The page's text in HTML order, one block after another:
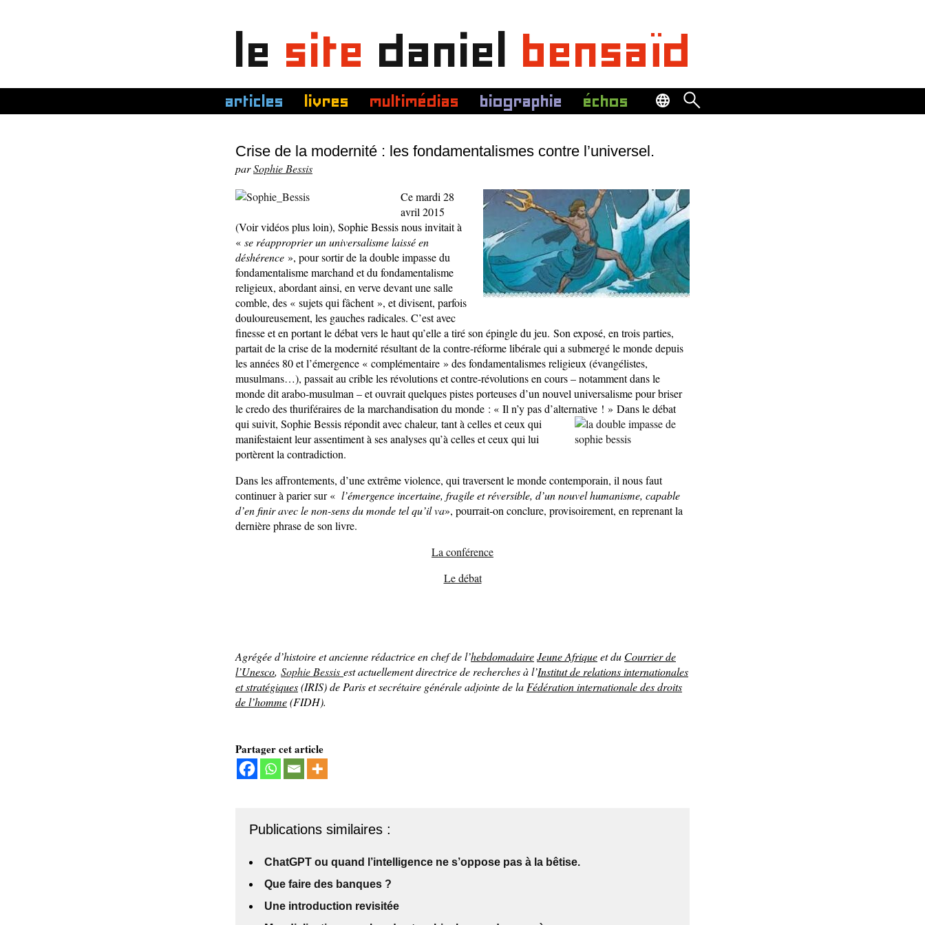
le site daniel bensaïd
articles livres multimédias biographie échos
Crise de la modernité : les fondamentalismes contre l’universel.
parSophie Bessis
Ce mardi 28
avril 2015
(Voir vidéos plus loin), Sophie Bessis nous invitait à
« se réapproprier un universalisme laissé en
déshérence », pour sortir de la double impasse du
fondamentalisme marchand et du fondamentalisme
religieux, abordant ainsi, en verve devant une salle
comble, des « sujets qui fâchent », et divisent, parfois
douloureusement, les gauches radicales. C’est avec
finesse et en portant le débat vers le haut qu’elle a tiré son épingle du jeu. Son exposé, en trois parties,
partait de la crise de la modernité résultant de la contre-réforme libérale qui a submergé le monde depuis
les années 80 et l’émergence « complémentaire » des fondamentalismes religieux (évangélistes,
musulmans…), passait au crible les révolutions et contre-révolutions en cours – notamment dans le
monde dit arabo-musulman – et ouvrait quelques pistes porteuses d’un nouvel universalisme pour briser
le credo des thuriféraires de la marchandisation du monde : « Il n’y pas d’alternative ! » Dans le débat
qui suivit, Sophie Bessis répondit avec chaleur, tant à celles et ceux qui
manifestaient leur assentiment à ses analyses qu’à celles et ceux qui lui
portèrent la contradiction.
Dans les affrontements, d’une extrême violence, qui traversent le monde contemporain, il nous faut
continuer à parier sur « l’émergence incertaine, fragile et réversible, d’un nouvel humanisme, capable
d’en finir avec le non-sens du monde tel qu’il va», pourrait-on conclure, provisoirement, en reprenant la
dernière phrase de son livre.
La conférence
Le débat
Agrégée d’histoireet ancienne rédactrice en chef de l’hebdomadaireJeune Afriqueet du Courrier de
l’Unesco, Sophie Bessis est actuellement directrice de recherches àl’Institut de relations internationales
et stratégiques(IRIS) de Pariset secrétaire générale adjointe de la Fédération internationale des droits
de l’homme(FIDH).
Partager cet article
Publications similaires :
ChatGPT ou quand l’intelligence ne s’oppose pas à la bêtise.
Que faire des banques ?
Une introduction revisitée